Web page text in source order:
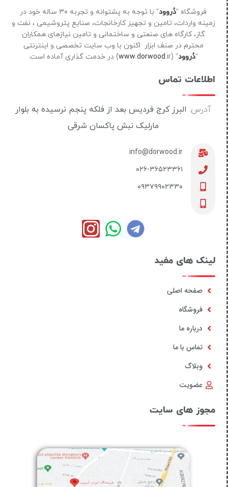
فروشگاه “دُروود
” با توجه به پشتوانه و تجربه ۳۰ ساله خود در
زمینه واردات، تامین و تجهیز کارخانجات، صنایع پتروشیمی ، نفت و
گاز، کارگاه های صنعتی و ساختمانی و تامین نیازهای همکاران
محترم در صنف ابزار اکنون با وب سایت تخصصی و اینترنتی
“دُروود” (
www.dorwood.ir) در خدمت گذاری آماده است.
اطلاعات تماس
آدرس: البرز کرج فردیس بعد از فلکه پنجم نرسیده به بلوار
مارلیک نبش پاکسان شرقی
info@dorwood.ir
۰۲۶-۳۶۵۲۳۳۶۱
۰۹۳۷۹۹۰۲۳۳۰
لینک های مفید
صفحه اصلی
فروشگاه
درباره ما
تماس با ما
وبلاگ
عضویت
مجوز های سایت